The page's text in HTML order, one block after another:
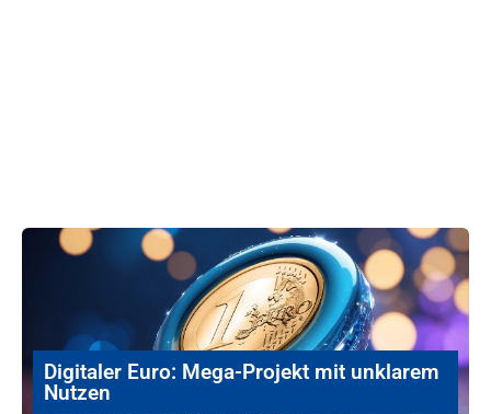
Digitaler Euro: Mega-Projekt mit unklarem
Nutzen